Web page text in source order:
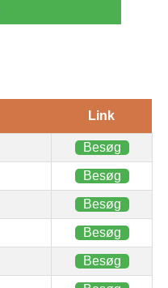
Link
Besøg
Besøg
Besøg
Besøg
Besøg